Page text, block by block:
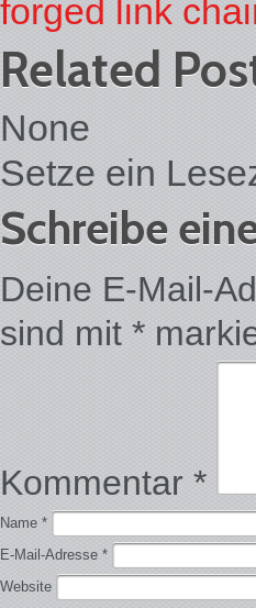
forged link
Related
None
Setze ein
Schreibe
Deine E-Mail-
sind mit *
Kommentar *
Name *
E-Mail-Adresse *
Website